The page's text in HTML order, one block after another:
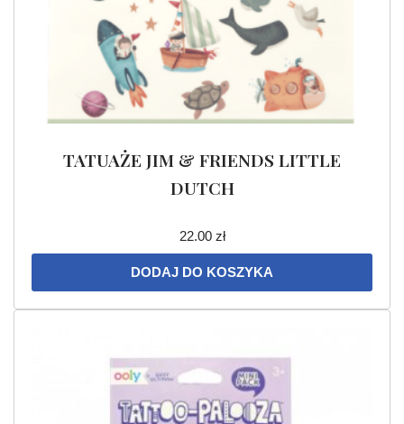
TATUAŻE JIM & FRIENDS LITTLE
DUTCH
22.00 zł
DODAJ DO KOSZYKA